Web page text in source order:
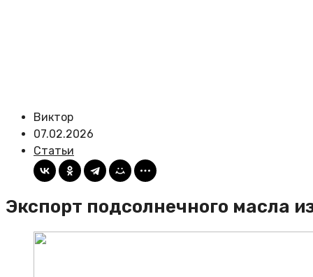
Виктор
07.02.2026
Статьи
Экспорт подсолнечного масла